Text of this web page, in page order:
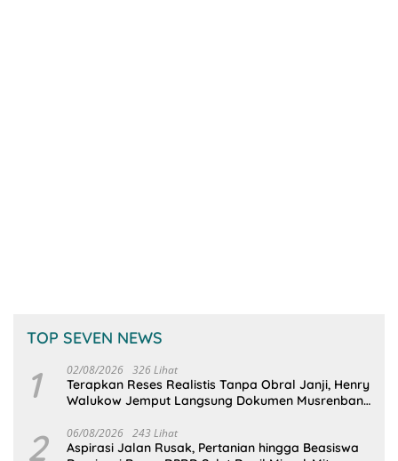
TOP SEVEN NEWS
1 02/08/2026 326 Lihat
Terapkan Reses Realistis Tanpa Obral Janji, Henry
Walukow Jemput Langsung Dokumen Musrenbang
2 06/08/2026 243 Lihat
Aspirasi Jalan Rusak, Pertanian hingga Beasiswa